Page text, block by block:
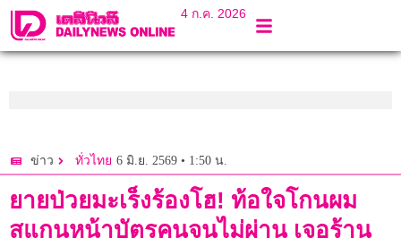
4 ก.ค. 2026
ข่าว ทั่วไทย 6 มิ.ย. 2569 • 1:50 น.
ยายป่วยมะเร็งร้องโฮ! ท้อใจโกนผม
สแกนหน้าบัตรคนจนไม่ผ่าน เจอร้าน